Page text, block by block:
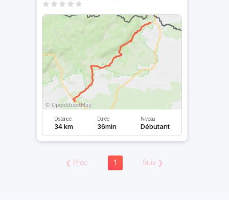
Distance
34 km
Durée
36min
Niveau
Débutant
❮ Préc 1 Suiv ❯